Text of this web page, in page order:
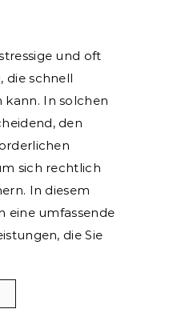
die schnell
In solchen
den
sich rechtlich
In diesem
eine umfassende
die Sie